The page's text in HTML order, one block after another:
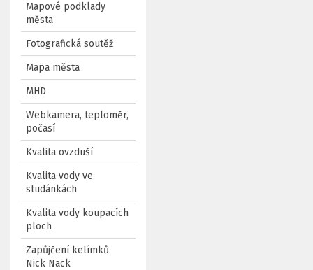
Mapové podklady
města
Fotografická soutěž
Mapa města
MHD
Webkamera, teploměr,
počasí
Kvalita ovzduší
Kvalita vody ve
studánkách
Kvalita vody koupacích
ploch
Zapůjčení kelímků
Nick Nack